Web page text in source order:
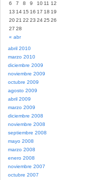
« abr
6
7 8 9 10 11 12
13 14 15 16 17 18 19
2021 22 23 2425 26
27 28
abril 2010
marzo 2010
diciembre 2009
noviembre 2009
octubre 2009
agosto 2009
abril 2009
marzo 2009
diciembre 2008
noviembre 2008
septiembre 2008
mayo 2008
marzo 2008
enero 2008
noviembre 2007
octubre 2007